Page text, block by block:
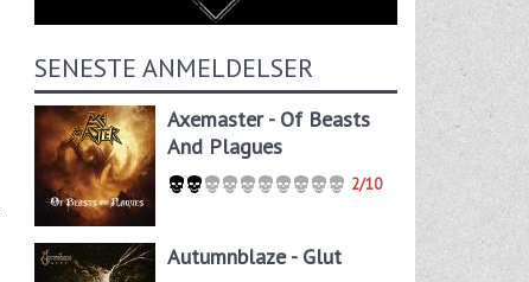
SENESTE ANMELDELSER
Axemaster - Of Beasts
And Plagues
2/10
Autumnblaze - Glut